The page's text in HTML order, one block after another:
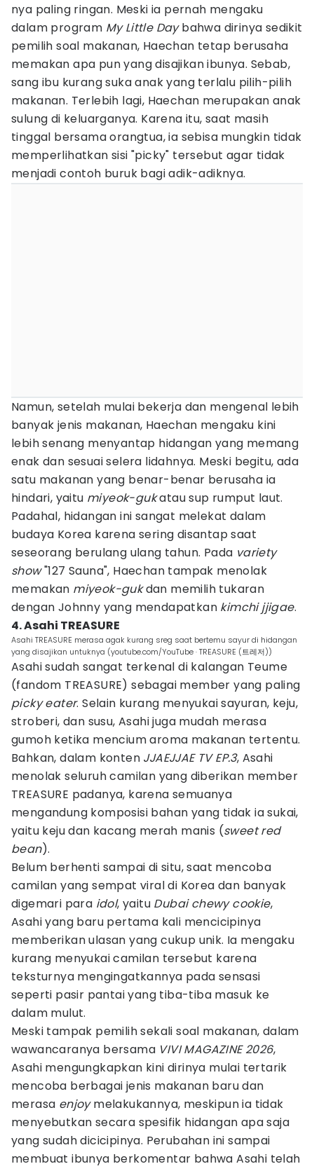
nya paling ringan. Meski ia pernah mengaku
dalam program My Little Daybahwa dirinya sedikit
pemilih soal makanan, Haechan tetap berusaha
memakan apa pun yang disajikan ibunya. Sebab,
sang ibu kurang suka anak yang terlalu pilih-pilih
makanan. Terlebih lagi, Haechan merupakan anak
sulung di keluarganya. Karena itu, saat masih
tinggal bersama orangtua, ia sebisa mungkin tidak
memperlihatkan sisi "picky" tersebut agar tidak
menjadi contoh buruk bagi adik-adiknya.
Namun, setelah mulai bekerja dan mengenal lebih
banyak jenis makanan, Haechan mengaku kini
lebih senang menyantap hidangan yang memang
enak dan sesuai selera lidahnya. Meski begitu, ada
satu makanan yang benar-benar berusaha ia
hindari, yaitu miyeok-gukatau sup rumput laut.
Padahal, hidangan ini sangat melekat dalam
budaya Korea karena sering disantap saat
seseorang berulang ulang tahun. Pada variety
show"127 Sauna", Haechan tampak menolak
memakan miyeok-gukdan memilih tukaran
dengan Johnny yang mendapatkan kimchi jjigae.
4. Asahi TREASURE
Asahi TREASURE merasa agak kurang sreg saat bertemu sayur di hidangan
yang disajikan untuknya (youtube.com/YouTube · TREASURE (트레저))
Asahi sudah sangat terkenal di kalangan Teume
(fandom TREASURE) sebagai member yang paling
picky eater. Selain kurang menyukai sayuran, keju,
stroberi, dan susu, Asahi juga mudah merasa
gumoh ketika mencium aroma makanan tertentu.
Bahkan, dalam konten JJAEJJAE TV EP.3, Asahi
menolak seluruh camilan yang diberikan member
TREASURE padanya, karena semuanya
mengandung komposisi bahan yang tidak ia sukai,
yaitu keju dan kacang merah manis (sweet red
bean).
Belum berhenti sampai di situ, saat mencoba
camilan yang sempat viral di Korea dan banyak
digemari para idol, yaitu Dubai chewy cookie,
Asahi yang baru pertama kali mencicipinya
memberikan ulasan yang cukup unik. Ia mengaku
kurang menyukai camilan tersebut karena
teksturnya mengingatkannya pada sensasi
seperti pasir pantai yang tiba-tiba masuk ke
dalam mulut.
Meski tampak pemilih sekali soal makanan, dalam
wawancaranya bersama VIVI MAGAZINE 2026,
Asahi mengungkapkan kini dirinya mulai tertarik
mencoba berbagai jenis makanan baru dan
merasa enjoymelakukannya, meskipun ia tidak
menyebutkan secara spesifik hidangan apa saja
yang sudah dicicipinya. Perubahan ini sampai
membuat ibunya berkomentar bahwa Asahi telah